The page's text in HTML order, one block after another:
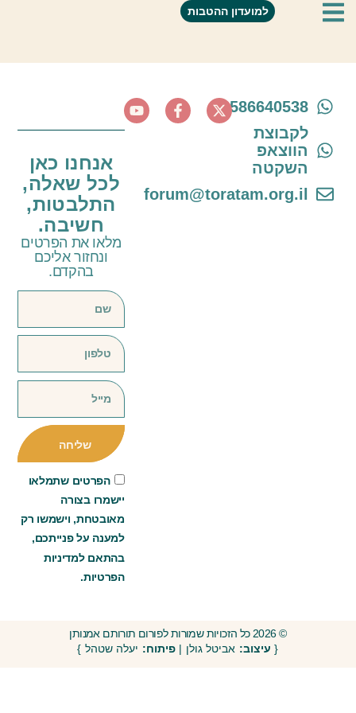
למועדון ההטבות
מאפרת- מעיין כהן
0586640538
לקבוצת
הווצאפ
השקטה
forum@toratam.org.il
אנחנו כאן
לכל שאלה,
התלבטות,
חשיבה.
מלאו את הפרטים
ונחזור אליכם
בהקדם.
הפרטים שתמלאו
יישמרו בצורה
מאובטחת, וישמשו רק
למענה על פנייתכם,
בהתאם למדיניות
הפרטיות.
שליחה
© 2026 כל הזכויות שמורות לפורום תורותם אמנותן
{ עיצוב: אביטל גולן | פיתוח: יעלה שטהל }